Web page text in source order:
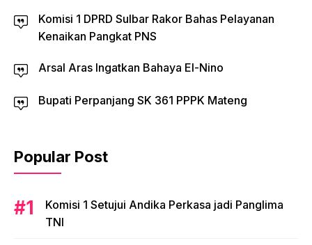
Komisi 1 DPRD Sulbar Rakor Bahas Pelayanan
Kenaikan Pangkat PNS
Arsal Aras Ingatkan Bahaya El-Nino
Bupati Perpanjang SK 361 PPPK Mateng
Popular Post
Komisi 1 Setujui Andika Perkasa jadi Panglima
TNI